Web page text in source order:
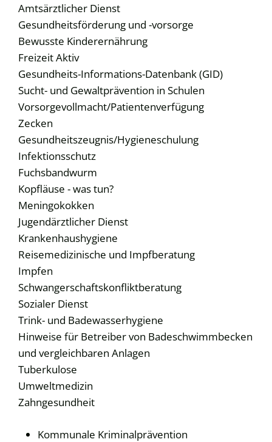
Amtsärztlicher Dienst
Gesundheitsförderung und -vorsorge
Bewusste Kinderernährung
Freizeit Aktiv
Gesundheits-Informations-Datenbank (GID)
Sucht- und Gewaltprävention in Schulen
Vorsorgevollmacht/Patientenverfügung
Zecken
Gesundheitszeugnis/Hygieneschulung
Infektionsschutz
Fuchsbandwurm
Kopfläuse - was tun?
Meningokokken
Jugendärztlicher Dienst
Krankenhaushygiene
Reisemedizinische und Impfberatung
Impfen
Schwangerschaftskonfliktberatung
Sozialer Dienst
Trink- und Badewasserhygiene
Hinweise für Betreiber von Badeschwimmbecken
und vergleichbaren Anlagen
Tuberkulose
Umweltmedizin
Zahngesundheit
Kommunale Kriminalprävention